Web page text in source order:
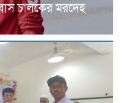
চালকের মরদেহ